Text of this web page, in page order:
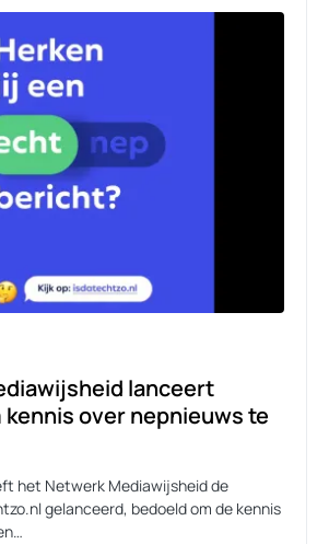
lanceert
over nepnieuws te
het Netwerk Mediawijsheid de
gelanceerd, bedoeld om de kennis